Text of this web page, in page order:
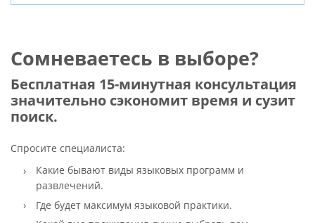
Сомневаетесь в выборе?
Бесплатная 15-минутная консультация
значительно сэкономит время и сузит
поиск.
Спросите специалиста:
Какие бывают виды языковых программ и
развлечений.
Где будет максимум языковой практики.